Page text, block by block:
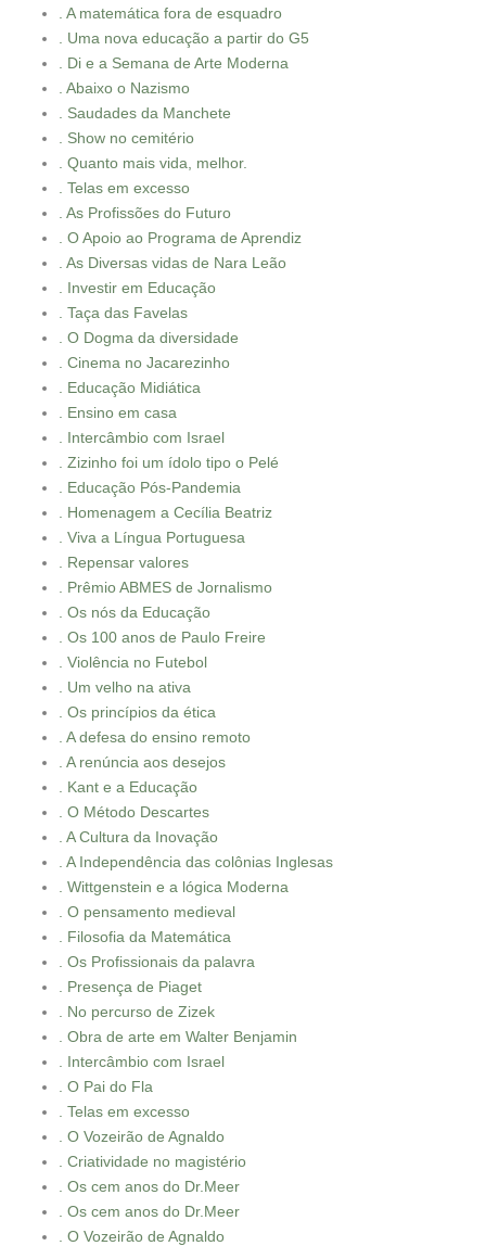
. A matemática fora de esquadro
. Uma nova educação a partir do G5
. Di e a Semana de Arte Moderna
. Abaixo o Nazismo
. Saudades da Manchete
. Show no cemitério
. Quanto mais vida, melhor.
. Telas em excesso
. As Profissões do Futuro
. O Apoio ao Programa de Aprendiz
. As Diversas vidas de Nara Leão
. Investir em Educação
. Taça das Favelas
. O Dogma da diversidade
. Cinema no Jacarezinho
. Educação Midiática
. Ensino em casa
. Intercâmbio com Israel
. Zizinho foi um ídolo tipo o Pelé
. Educação Pós-Pandemia
. Homenagem a Cecília Beatriz
. Viva a Língua Portuguesa
. Repensar valores
. Prêmio ABMES de Jornalismo
. Os nós da Educação
. Os 100 anos de Paulo Freire
. Violência no Futebol
. Um velho na ativa
. Os princípios da ética
. A defesa do ensino remoto
. A renúncia aos desejos
. Kant e a Educação
. O Método Descartes
. A Cultura da Inovação
. A Independência das colônias Inglesas
. Wittgenstein e a lógica Moderna
. O pensamento medieval
. Filosofia da Matemática
. Os Profissionais da palavra
. Presença de Piaget
. No percurso de Zizek
. Obra de arte em Walter Benjamin
. Intercâmbio com Israel
. O Pai do Fla
. Telas em excesso
. O Vozeirão de Agnaldo
. Criatividade no magistério
. Os cem anos do Dr.Meer
. Os cem anos do Dr.Meer
. O Vozeirão de Agnaldo